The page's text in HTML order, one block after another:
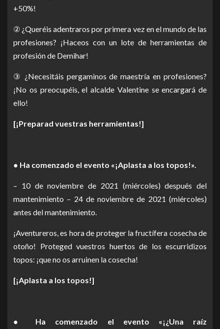
+50%!
② ¿Queréis adentraros por primera vez en el mundo de las
profesiones? ¡Haceos con un lote de herramientas de
profesión de Demihar!
③ ¿Necesitáis pergaminos de maestría en profesiones?
¡No os preocupéis, el alcalde Valentine se encargará de
ello!
[¡Preparad vuestras herramientas!]
● Ha comenzado el evento «¡Aplasta a los topos!».
– 10 de noviembre de 2021 (miércoles) después del
mantenimiento – 24 de noviembre de 2021 (miércoles)
antes del mantenimiento.
¡Aventureros, es hora de proteger la fructífera cosecha de
otoño! Proteged vuestros huertos de los escurridizos
topos: ¡que no os arruinen la cosecha!
[¡Aplasta a los topos!]
● Ha comenzado el evento «¡¿Una raíz